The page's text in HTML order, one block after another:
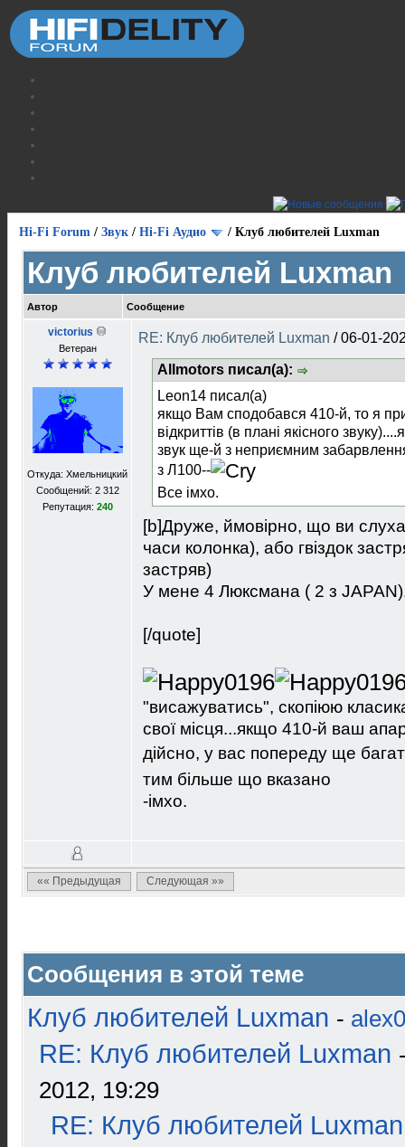
Hi-Fi Forum / Звук / Hi-Fi Аудио / Клуб любителей Luxman
Клуб любителей Luxman
Автор Сообщение
victorius
Ветеран
Откуда: Хмельницкий
Сообщений: 2 312
Репутация: 240
RE: Клуб любителей Luxman /06-01-
Allmotors писал(а):
Leon14 писал(а)
якщо Вам сподобався 410-й, то я
відкриттів (в плані якісного
звук ще-й з неприємним
з Л100--
Все імхо.
[b]Друже, ймовiрно, що ви
часи колонка), або гвiздок
застряв)
У мене 4 Люксмана ( 2 з
[/quote]
"висажуватись", скопіюю
свої місця...якщо 410-й ваш
дійсно, у вас попереду ще
тим більше що вказано
-імхо.
«« Предыдущая Следующая »»
Сообщения в этой теме
Клуб любителей Luxman -
RE: Клуб любителей Luxman
2012, 19:29
RE: Клуб любителей Luxman